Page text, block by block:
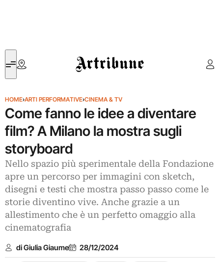
Artribune
HOME›ARTI PERFORMATIVE›CINEMA & TV
Come fanno le idee a diventare
film? A Milano la mostra sugli
storyboard
Nello spazio più sperimentale della Fondazione
apre un percorso per immagini con sketch,
disegni e testi che mostra passo passo come le
storie diventino vive. Anche grazie a un
allestimento che è un perfetto omaggio alla
cinematografia
di Giulia Giaume 28/12/2024